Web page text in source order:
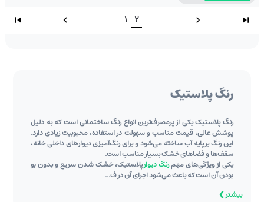
1 2
رنگ پلاستیک
رنگ پلاستیک یکی از پرمصرف‌ترین انواع رنگ ساختمانی است که به ‌دلیل
پوشش عالی، قیمت مناسب و سهولت در استفاده، محبوبیت زیادی دارد.
این رنگ بر پایه آب ساخته می‌شود و برای رنگ‌آمیزی دیوارهای داخلی خانه،
سقف‌ها و فضاهای خشک بسیار مناسب است.
یکی از ویژگی‌های مهمرنگ دیوارپلاستیک، خشک شدن سریع و بدون بو
بودن آن است که باعث می‌شود اجرای آن در ف...
بیشتر ❯